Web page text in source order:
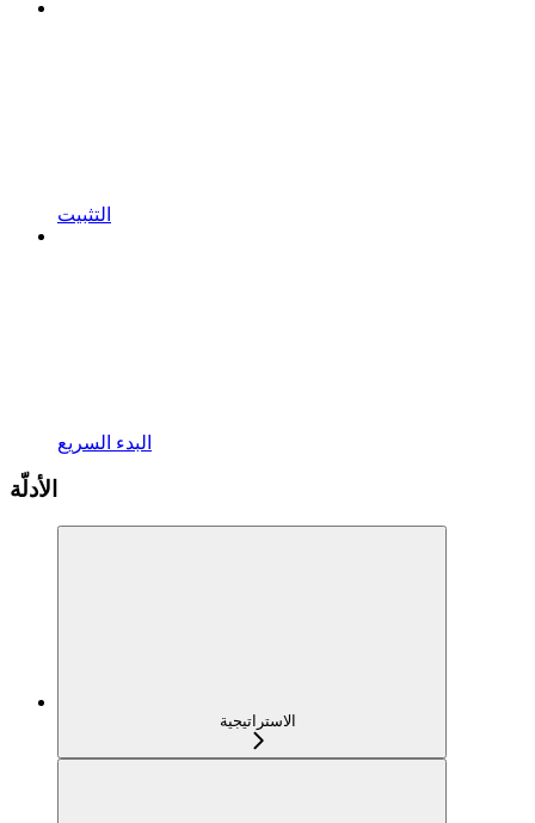
التثبيت
البدء السريع
الأدلّة
الاستراتيجية